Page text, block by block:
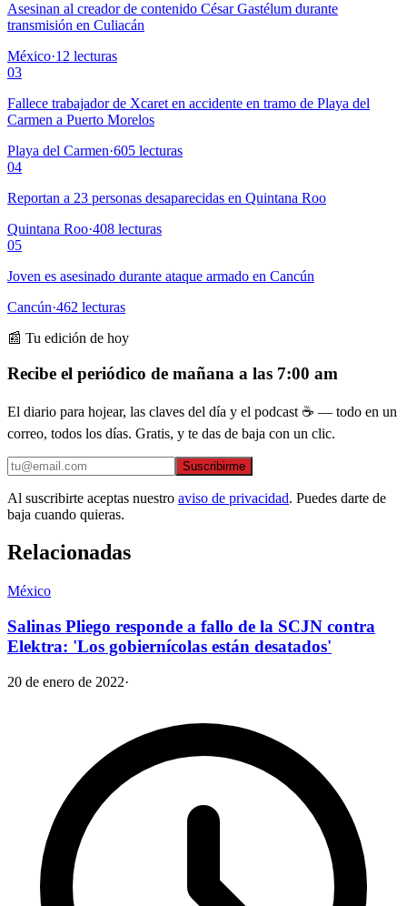
Asesinan al creador de contenido César Gastélum durante
transmisión en Culiacán
México·12 lecturas
03
Fallece trabajador de Xcaret en accidente en tramo de Playa del
Carmen a Puerto Morelos
Playa del Carmen·605 lecturas
04
Reportan a 23 personas desaparecidas en Quintana Roo
Quintana Roo·408 lecturas
05
Joven es asesinado durante ataque armado en Cancún
Cancún·462 lecturas
📰 Tu edición de hoy
Recibe el periódico de mañana a las 7:00 am
El diario para hojear, las claves del día y el podcast ☕ — todo en un
correo, todos los días. Gratis, y te das de baja con un clic.
Suscribirme
Al suscribirte aceptas nuestro aviso de privacidad. Puedes darte de
baja cuando quieras.
Relacionadas
México
Salinas Pliego responde a fallo de la SCJN contra
Elektra: 'Los gobiernícolas están desatados'
20 de enero de 2022·